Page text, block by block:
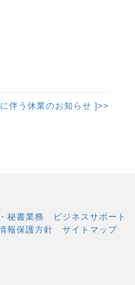
伴う休業のお知らせ ]>>
秘書業務 ビジネスサポート
報保護方針 サイトマップ